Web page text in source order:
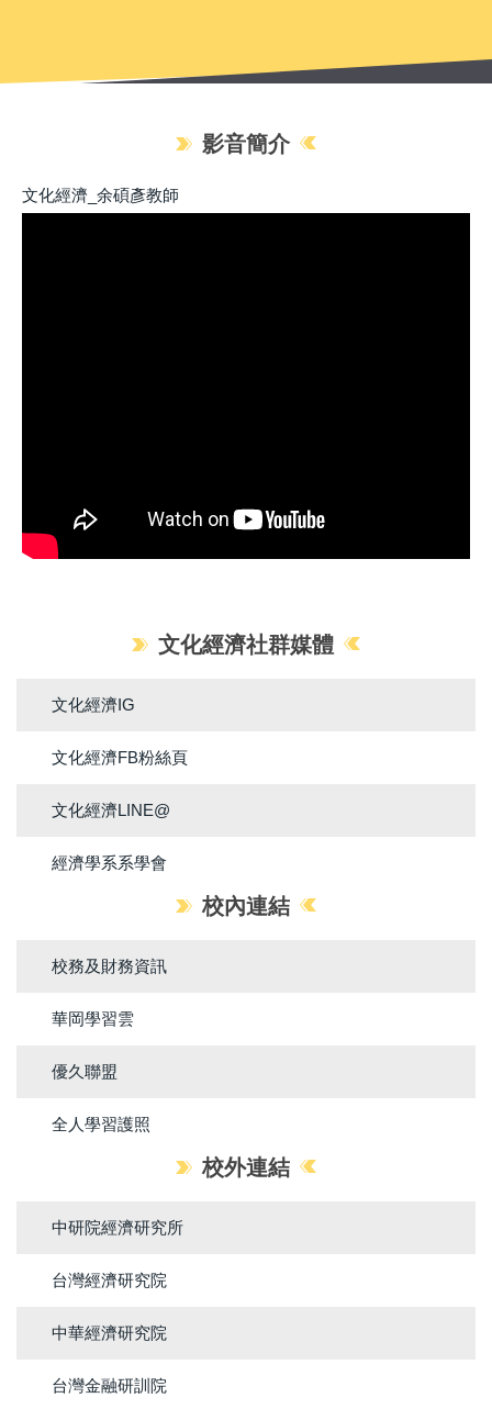
影音簡介
文化經濟_余碩彥教師
文化經濟社群媒體
文化經濟IG
文化經濟FB粉絲頁
文化經濟LINE@
經濟學系系學會
校內連結
校務及財務資訊
華岡學習雲
優久聯盟
全人學習護照
校外連結
中研院經濟研究所
台灣經濟研究院
中華經濟研究院
台灣金融研訓院